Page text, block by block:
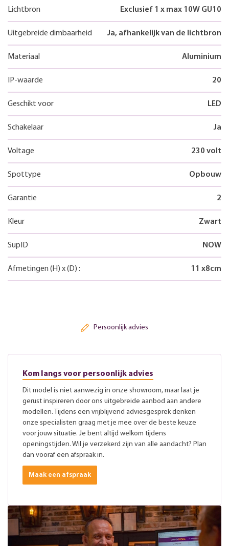
Lichtbron Exclusief 1 x max 10W GU10
Uitgebreide dimbaarheid Ja, afhankelijk van de lichtbron
Materiaal Aluminium
IP-waarde 20
Geschikt voor LED
Schakelaar Ja
Voltage 230 volt
Spottype Opbouw
Garantie 2
Kleur Zwart
SupID NOW
Afmetingen (H) x(D) : 11 x8cm
Persoonlijk advies
Kom langs voor persoonlijk advies
Dit model is niet aanwezig in onze showroom, maar laat je
gerust inspireren door ons uitgebreide aanbod aan andere
modellen. Tijdens een vrijblijvend adviesgesprek denken
onze specialisten graag met je mee over de beste keuze
voor jouw situatie. Je bent altijd welkom tijdens
openingstijden. Wil je verzekerd zijn van alle aandacht? Plan
dan vooraf een afspraak in.
Maak een afspraak